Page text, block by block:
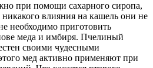
при помощи сахарного сиропа,
влияния на кашель они не
необходимо приготовить
меда и имбиря. Пчелиный
своими чудесными
мед активно применяют при